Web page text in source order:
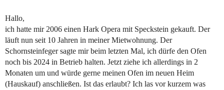
Hallo,
ich hatte mir 2006 einen Hark Opera mit Speckstein gekauft. Der
läuft nun seit 10 Jahren in meiner Mietwohnung. Der
Schornsteinfeger sagte mir beim letzten Mal, ich dürfe den Ofen
noch bis 2024 in Betrieb halten. Jetzt ziehe ich allerdings in 2
Monaten um und würde gerne meinen Ofen im neuen Heim
(Hauskauf) anschließen. Ist das erlaubt? Ich las vor kurzem was